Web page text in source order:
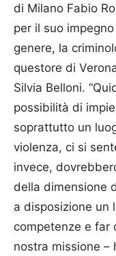
di Milano Fabio
per il suo
genere, la
questore di
Silvia Belloni.
possibilità di
soprattutto un
violenza, ci si
invece,
della dimensione
a disposizione un
competenze e far
nostra missione –